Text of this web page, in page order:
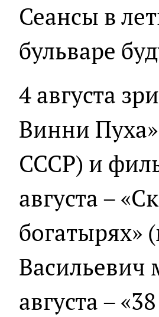
Сеансы в
бульваре
4 августа
Винни
СССР) и
августа –
богатырях»
Васильевич
августа –